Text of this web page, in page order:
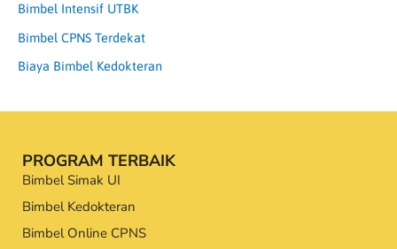
Bimbel Intensif UTBK
Bimbel CPNS Terdekat
Biaya Bimbel Kedokteran
PROGRAM TERBAIK
Bimbel Simak UI
Bimbel Kedokteran
Bimbel Online CPNS